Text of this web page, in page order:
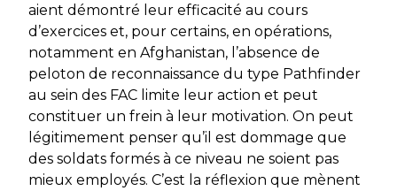
aient démontré leur efficacité au cours
d’exercices et, pour certains, en opérations,
notamment en Afghanistan, l’absence de
peloton de reconnaissance du type Pathfinder
au sein des FAC limite leur action et peut
constituer un frein à leur motivation. On peut
légitimement penser qu’il est dommage que
des soldats formés à ce niveau ne soient pas
mieux employés. C’est la réflexion que mènent